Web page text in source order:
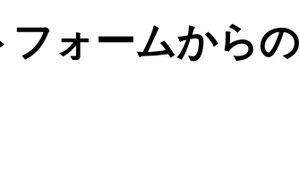
ォームからの